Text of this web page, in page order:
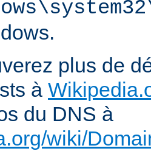
plus de
à
du DNS à
wiki/